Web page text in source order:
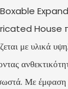
House
με υλικά
Με